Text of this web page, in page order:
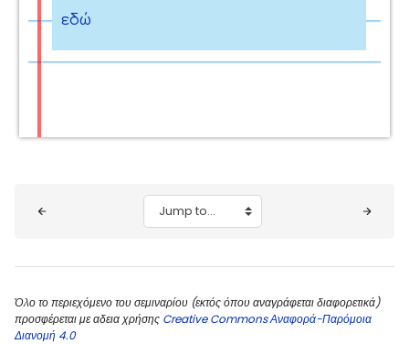
εδώ
Jump to...
Όλο το περιεχόμενο του σεμιναρίου (εκτός όπου αναγράφεται διαφορετικά)
προσφέρεται με αδεια χρήσης Creative Commons Αναφορά-Παρόμοια
Διανομή 4.0